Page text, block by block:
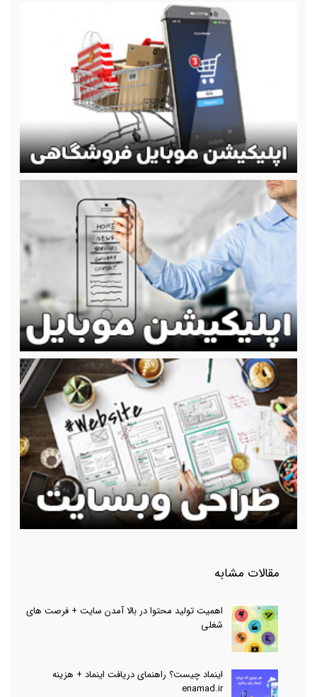
مقالات مشابه
اهمیت تولید محتوا در بالا آمدن سایت + فرصت های
شغلی
اینماد چیست؟ راهنمای دریافت اینماد + هزینه
enamad.ir